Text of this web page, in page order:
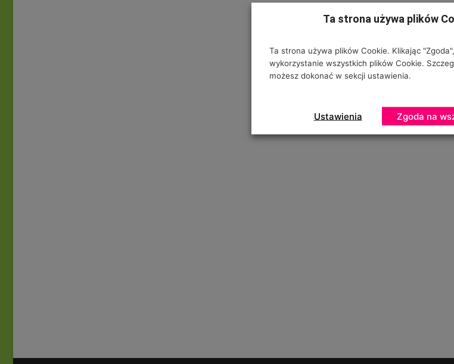
Ta strona używa plików
Ta strona używa plików Cookie. Klikając
wykorzystanie wszystkich plików Cookie.
możesz dokonać w sekcji ustawienia.
Ustawienia Zgoda na